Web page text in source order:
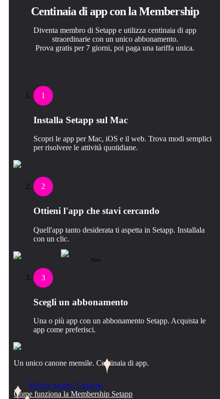
Centinaia di app con la Membership
Diventa membro di Setapp e utilizza centinaia di app
straordinarie con un unico abbonamento.
Prova gratis per 7 giorni, poi paga una tariffa unica.
1
Installa Setapp sul Mac
Scopri le app per Mac, iOS e il web. Trova modi semplici
per risolvere le attività quotidiane.
2
Ottieni l'app che stavi cercando
Quell'app tanto desiderata ti aspetta in Setapp. Installala
con un clic.
Paste
3
Scegli un abbonamento
Una o più app con un abbonamento Setapp. Acquista le
app come preferisci.
Un unico canone mensile. Centinaia di app.
Prova gratis 7 giorni
Come funziona la Membership Setapp